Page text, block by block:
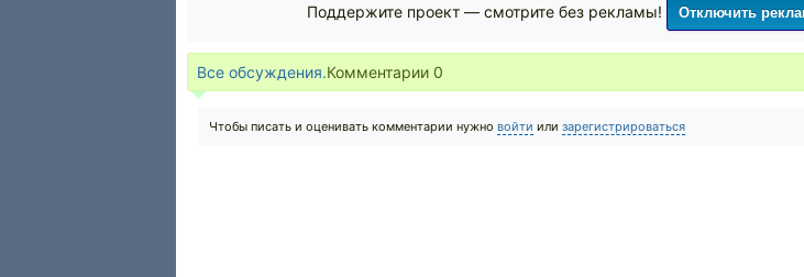
Поддержите проект — смотрите без рекламы! Отключить
Все обсуждения.Комментарии 0
Чтобы писать и оценивать комментарии нужно войти или зарегистрироваться